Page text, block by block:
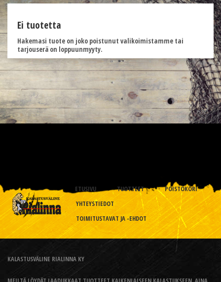
Ei tuotetta
Hakemasi tuote on joko poistunut valikoimistamme tai
tarjouserä on loppuunmyyty.
ETUSIVU TUOTTEET
POISTOKORI
YHTEYSTIEDOT
TOIMITUSTAVAT JA -EHDOT
KALASTUSVÄLINE RIALINNA KY